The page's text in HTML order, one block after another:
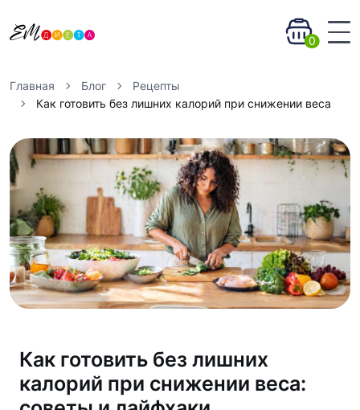
0
Главная Блог
Рецепты
Как готовить без лишних калорий при снижении веса
Как готовить без лишних
калорий при снижении веса: